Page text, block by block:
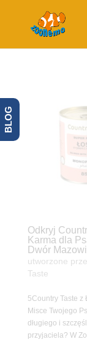
Odkryj
Karma dla
Dwór
utworzone
Taste
5Country Taste z
Misce Twojego
długiego i
przyjaciela? W
BLOG